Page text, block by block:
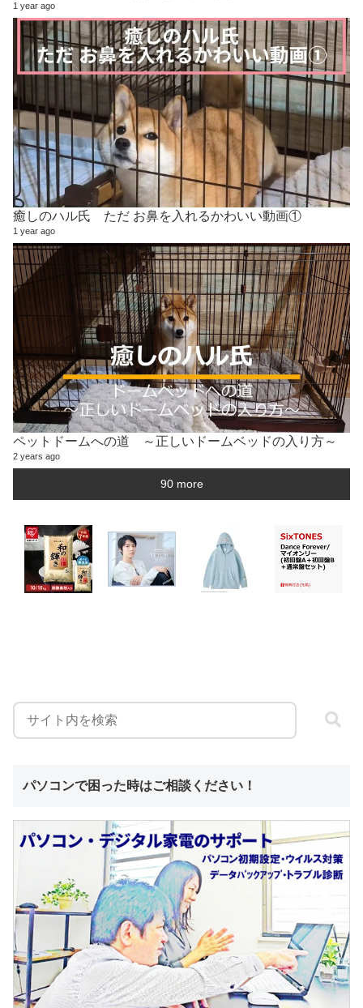
1 year ago
癒しのハル氏 ただ お鼻を入れるかわいい動画①
1 year ago
ペットドームへの道 ～正しいドームベッドの入り方～
2 years ago
90 more
パソコンで困った時はご相談ください！